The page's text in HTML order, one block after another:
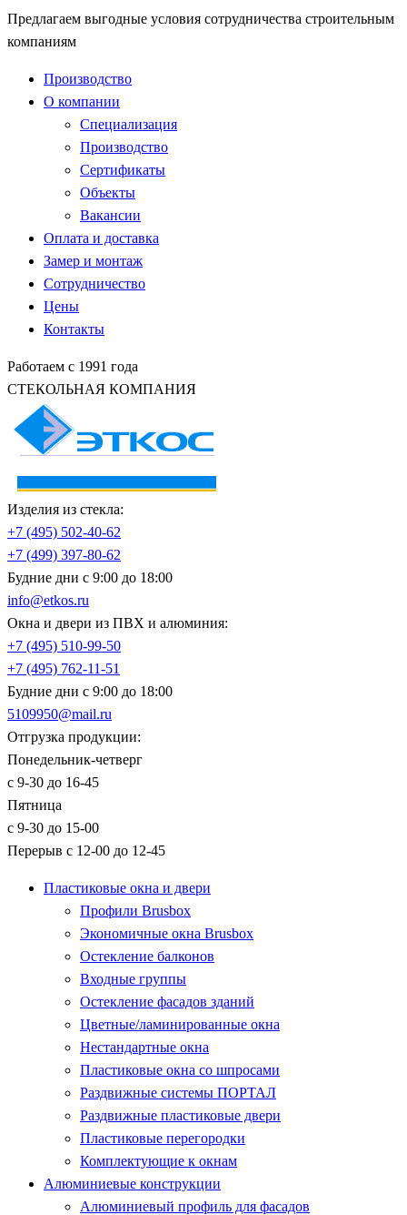
Предлагаем выгодные условия сотрудничества строительным
компаниям
Производство
О компании
Специализация
Производство
Сертификаты
Объекты
Вакансии
Оплата и доставка
Замер и монтаж
Сотрудничество
Цены
Контакты
Работаем с 1991 года
СТЕКОЛЬНАЯ КОМПАНИЯ
Изделия из стекла:
+7 (495) 502-40-62
+7 (499) 397-80-62
Будние дни с 9:00 до 18:00
info@etkos.ru
Окна и двери из ПВХ и алюминия:
+7 (495) 510-99-50
+7 (495) 762-11-51
Будние дни с 9:00 до 18:00
5109950@mail.ru
Отгрузка продукции:
Понедельник-четверг
с 9-30 до 16-45
Пятница
с 9-30 до 15-00
Перерыв с 12-00 до 12-45
Пластиковые окна и двери
Профили Brusbox
Экономичные окна Brusbox
Остекление балконов
Входные группы
Остекление фасадов зданий
Цветные/ламинированные окна
Нестандартные окна
Пластиковые окна со шпросами
Раздвижные системы ПОРТАЛ
Раздвижные пластиковые двери
Пластиковые перегородки
Комплектующие к окнам
Алюминиевые конструкции
Алюминиевый профиль для фасадов